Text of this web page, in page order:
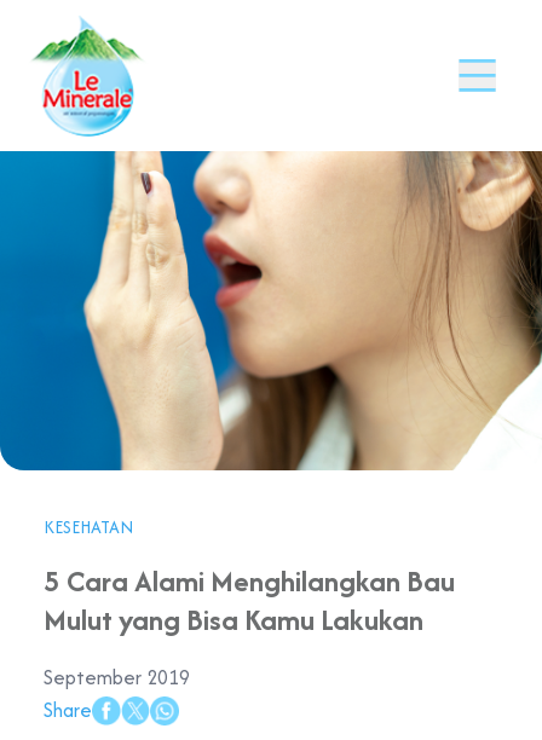
KESEHATAN
5 Cara Alami Menghilangkan Bau
Mulut yang Bisa Kamu Lakukan
September 2019
Share